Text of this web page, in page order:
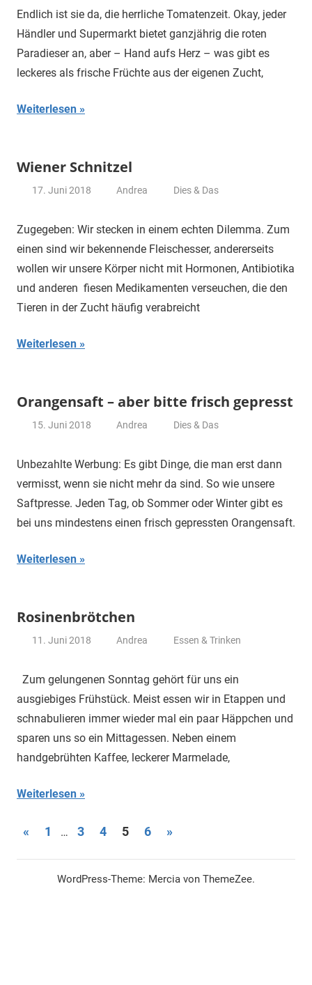
Endlich ist sie da, die herrliche Tomatenzeit. Okay, jeder
Händler und Supermarkt bietet ganzjährig die roten
Paradieser an, aber – Hand aufs Herz – was gibt es
leckeres als frische Früchte aus der eigenen Zucht,
Weiterlesen
Wiener Schnitzel
17. Juni 2018 Andrea Dies & Das
Zugegeben: Wir stecken in einem echten Dilemma. Zum
einen sind wir bekennende Fleischesser, andererseits
wollen wir unsere Körper nicht mit Hormonen, Antibiotika
und anderen fiesen Medikamenten verseuchen, die den
Tieren in der Zucht häufig verabreicht
Weiterlesen
Orangensaft – aber bitte frisch gepresst
15. Juni 2018 Andrea Dies & Das
Unbezahlte Werbung: Es gibt Dinge, die man erst dann
vermisst, wenn sie nicht mehr da sind. So wie unsere
Saftpresse. Jeden Tag, ob Sommer oder Winter gibt es
bei uns mindestens einen frisch gepressten Orangensaft.
Weiterlesen
Rosinenbrötchen
11. Juni 2018 Andrea Essen & Trinken
Zum gelungenen Sonntag gehört für uns ein
ausgiebiges Frühstück. Meist essen wir in Etappen und
schnabulieren immer wieder mal ein paar Häppchen und
sparen uns so ein Mittagessen. Neben einem
handgebrühten Kaffee, leckerer Marmelade,
Weiterlesen
Seitennummerierung
der
Beiträge
« Vorherige
1 … 3 4 5 6
Nächste
»
WordPress-Theme: Mercia von ThemeZee.